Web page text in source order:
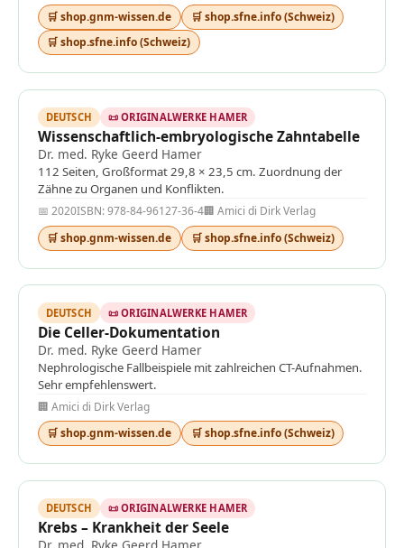
🛒 shop.gnm-wissen.de
🛒 shop.sfne.info (Schweiz)
🛒 shop.sfne.info (Schweiz)
DEUTSCH 📜 ORIGINALWERKE HAMER
Wissenschaftlich-embryologische Zahntabelle
Dr. med. Ryke Geerd Hamer
112 Seiten, Großformat 29,8 × 23,5 cm. Zuordnung der
Zähne zu Organen und Konflikten.
📅 2020ISBN: 978-84-96127-36-4🏢 Amici di Dirk Verlag
🛒 shop.gnm-wissen.de
🛒 shop.sfne.info (Schweiz)
DEUTSCH 📜 ORIGINALWERKE HAMER
Die Celler-Dokumentation
Dr. med. Ryke Geerd Hamer
Nephrologische Fallbeispiele mit zahlreichen CT-Aufnahmen.
Sehr empfehlenswert.
🏢 Amici di Dirk Verlag
🛒 shop.gnm-wissen.de
🛒 shop.sfne.info (Schweiz)
DEUTSCH 📜 ORIGINALWERKE HAMER
Krebs – Krankheit der Seele